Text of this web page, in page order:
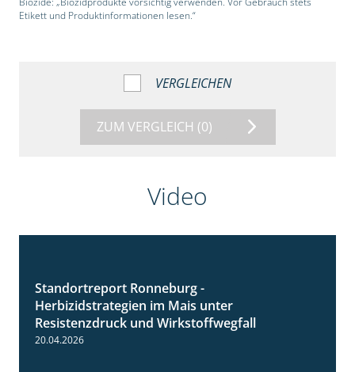
Etikett und Produktinformationen lesen.“
VERGLEICHEN
ZUM VERGLEICH (0)
Video
Standortreport Ronneburg -
Herbizidstrategien im Mais unter
Resistenzdruck und Wirkstoffwegfall
20.04.2026